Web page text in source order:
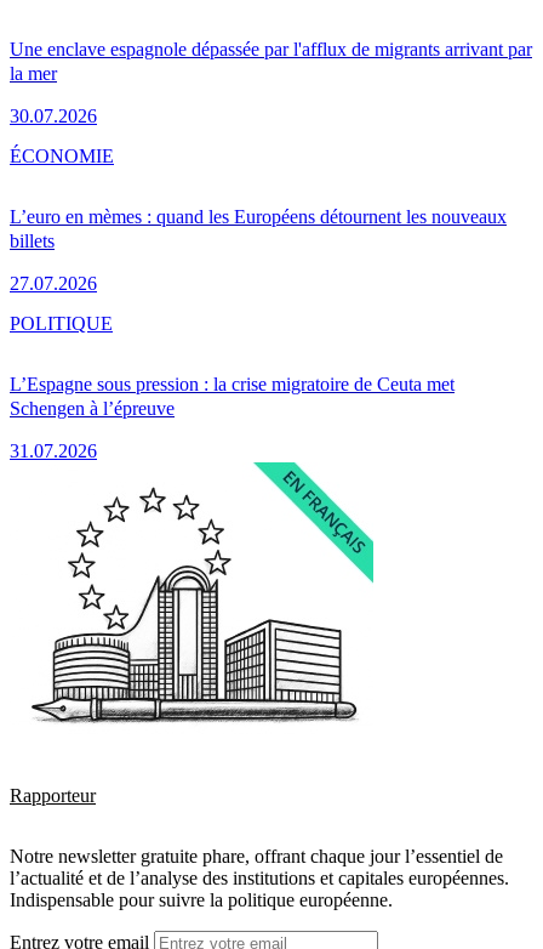
Une enclave espagnole dépassée par l'afflux de migrants arrivant par
la mer
30.07.2026
L’euro en mèmes : quand les Européens détournent les nouveaux
billets
27.07.2026
ÉCONOMIE
L’Espagne sous pression : la crise migratoire de Ceuta met
Schengen à l’épreuve
31.07.2026
POLITIQUE
Rapporteur
Notre newsletter gratuite phare, offrant chaque jour l’essentiel de
l’actualité et de l’analyse des institutions et capitales européennes.
Indispensable pour suivre la politique européenne.
Entrez votre email